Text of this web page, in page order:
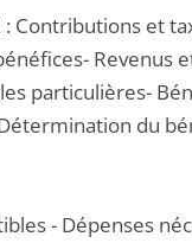
: Contributions et
Revenus
particulières-
du
- Dépenses